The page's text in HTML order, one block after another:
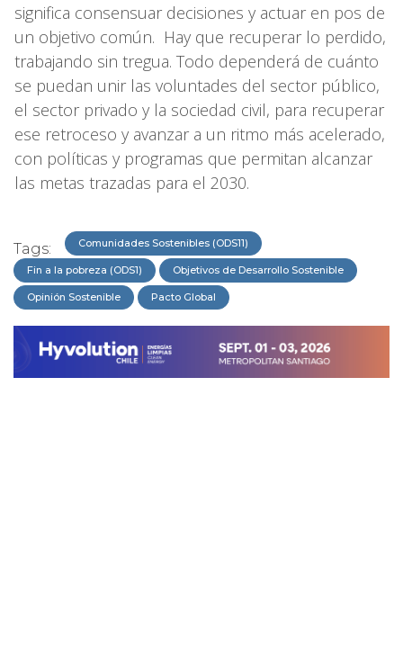
significa consensuar decisiones y actuar en pos de
un objetivo común. Hay que recuperar lo perdido,
trabajando sin tregua. Todo dependerá de cuánto
se puedan unir las voluntades del sector público,
el sector privado y la sociedad civil, para recuperar
ese retroceso y avanzar a un ritmo más acelerado,
con políticas y programas que permitan alcanzar
las metas trazadas para el 2030.
Tags: Comunidades Sostenibles (ODS11)
Fin a la pobreza (ODS1) Objetivos de Desarrollo Sostenible
Opinión Sostenible Pacto Global